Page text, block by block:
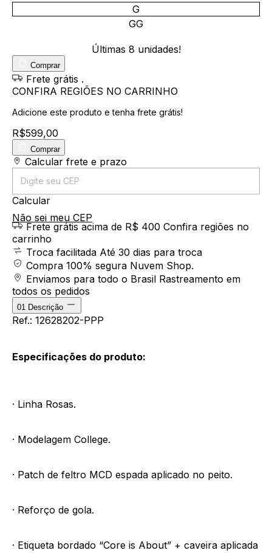
G
GG
Últimas 8 unidades!
Comprar
Frete grátis .
CONFIRA REGIÕES NO CARRINHO
Adicione este produto etenha frete grátis!
R$599,00
Comprar
Entregas para o CEP:
Calcular frete e prazo
Calcular
Não sei meu CEP
Frete grátis acima de R$ 400 Confira regiões no
carrinho
Troca facilitada Até 30 dias para troca
Compra 100% segura Nuvem Shop.
Enviamos para todo o Brasil Rastreamento em
todos os pedidos
01 Descrição
Ref.: 12628202-PPP
Especificações do produto:
· Linha Rosas.
· Modelagem College.
· Patch de feltro MCD espada aplicado no peito.
· Reforço de gola.
· Etiqueta bordado “Core is About” + caveira aplicada